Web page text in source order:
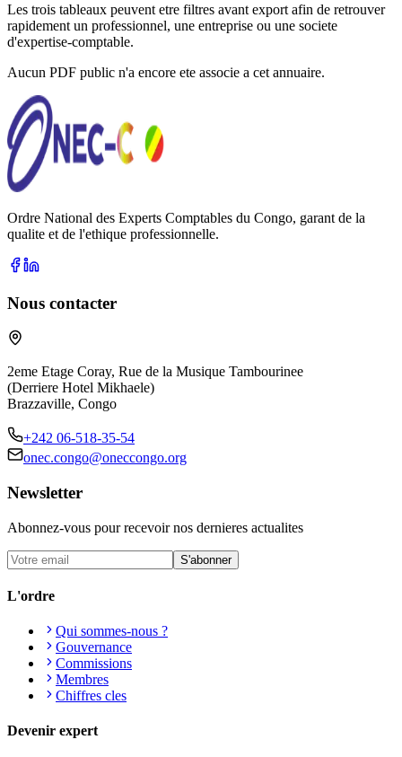
Les trois tableaux peuvent etre filtres avant export afin de retrouver
rapidement un professionnel, une entreprise ou une societe
d'expertise-comptable.
Aucun PDF public n'a encore ete associe a cet annuaire.
Ordre National des Experts Comptables du Congo, garant de la
qualite et de l'ethique professionnelle.
Nous contacter
2eme Etage Coray, Rue de la Musique Tambourinee
(Derriere Hotel Mikhaele)
Brazzaville, Congo
+242 06-518-35-54
onec.congo@oneccongo.org
Newsletter
Abonnez-vous pour recevoir nos dernieres actualites
S'abonner
L'ordre
Qui sommes-nous ?
Gouvernance
Commissions
Membres
Chiffres cles
Devenir expert